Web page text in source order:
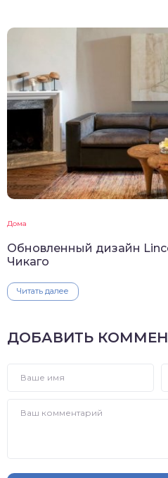
Дома
Обновленный дизайн
Чикаго
Читать далее
ДОБАВИТЬ